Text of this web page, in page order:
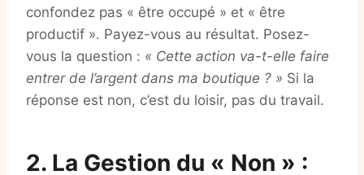
confondez pas « être occupé » et « être
productif ». Payez-vous au résultat. Posez-
vous la question : « Cette action va-t-elle faire
entrer de l’argent dans ma boutique ? » Si la
réponse est non, c’est du loisir, pas du travail.
2. La Gestion du « Non » :